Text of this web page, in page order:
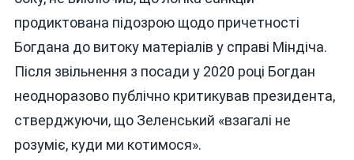
продиктована підозрою щодо причетності
Богдана до витоку матеріалів у справі Міндіча.
Після звільнення з посади у 2020 році Богдан
неодноразово публічно критикував президента,
стверджуючи, що Зеленський «взагалі не
розуміє, куди ми котимося».